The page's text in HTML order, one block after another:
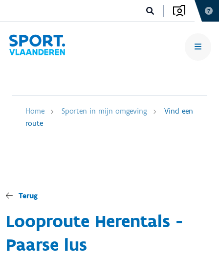
Home Sporten in mijn omgeving
Vind een
route
Terug
Looproute Herentals -
Paarse lus